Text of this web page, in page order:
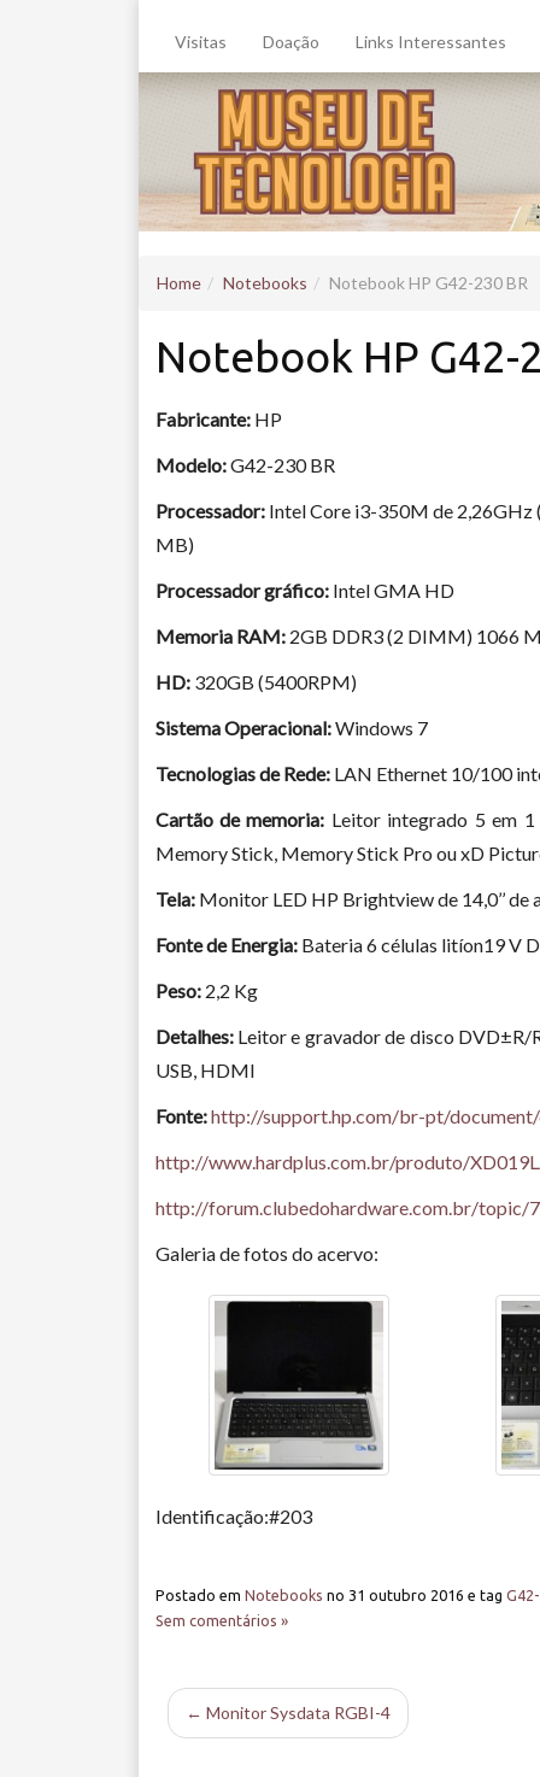
Visitas Doação Links Interessantes
Home Notebooks Notebook HP G42-230 BR
Notebook HP G42-
Fabricante:HP
Modelo:G42-230 BR
Processador:Intel Core i3-350M de 2,26GHz
MB)
Processador gráfico:Intel GMA HD
Memoria RAM:2GB DDR3 (2 DIMM) 1066
HD:320GB (5400RPM)
Sistema Operacional:Windows 7
Tecnologias de Rede: LAN Ethernet 10/100
Cartão de memoria: Leitor integrado 5 em
Memory Stick, Memory Stick Pro ou xD
Tela:Monitor LED HP Brightview de 14,0’’ de
Fonte de Energia: Bateria 6 células litíon19 V
Peso:2,2 Kg
Detalhes:Leitor e gravador de disco DVD±R/
USB, HDMI
Fonte:http://support.hp.com/br-pt/
http://www.hardplus.com.br/produto/
http://forum.clubedohardware.com.br/
Galeria de fotos do acervo:
Identificação:#203
Postado em Notebooks no 31 outubro 2016 e tag
Sem comentários »
← Monitor Sysdata RGBI-4